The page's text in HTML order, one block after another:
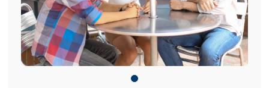
Inscripciones
Estudiantes
Egresados